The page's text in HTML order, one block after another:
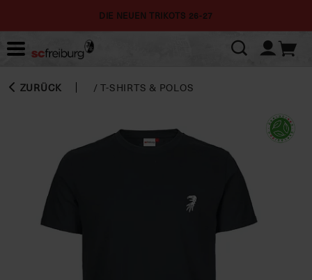
DIE NEUEN TRIKOTS 26-27
ZURÜCK /T-SHIRTS & POLOS